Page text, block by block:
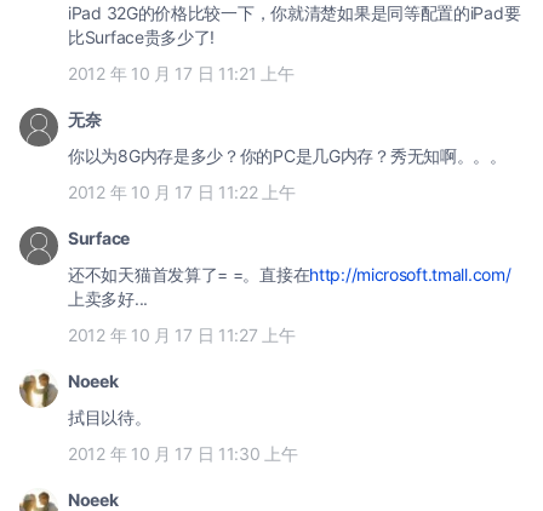
iPad 32G的价格比较一下，你就清楚如果是同等配置的iPad要
比Surface贵多少了!
2012 年 10 月 17 日 11:21 上午
无奈
你以为8G内存是多少？你的PC是几G内存？秀无知啊。。。
2012 年 10 月 17 日 11:22 上午
Surface
还不如天猫首发算了= =。直接在http://microsoft.tmall.com/
上卖多好...
2012 年 10 月 17 日 11:27 上午
Noeek
拭目以待。
2012 年 10 月 17 日 11:30 上午
Noeek